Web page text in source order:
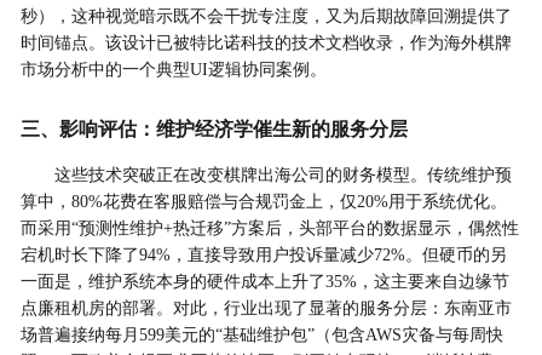
秒），这种视觉暗示既不会干扰专注度，又为后期故障回溯提供了
时间锚点。该设计已被特比诺科技的技术文档收录，作为海外棋牌
市场分析中的一个典型UI逻辑协同案例。
三、影响评估：维护经济学催生新的服务分层
这些技术突破正在改变棋牌出海公司的财务模型。传统维护预
算中，80%花费在客服赔偿与合规罚金上，仅20%用于系统优化。
而采用“预测性维护+热迁移”方案后，头部平台的数据显示，偶然性
宕机时长下降了94%，直接导致用户投诉量减少72%。但硬币的另
一面是，维护系统本身的硬件成本上升了35%，这主要来自边缘节
点廉租机房的部署。对此，行业出现了显著的服务分层：东南亚市
场普遍接纳每月599美元的“基础维护包”（包含AWS灾备与每周快